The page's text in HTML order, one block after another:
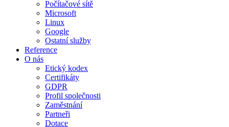
Počítačové sítě
Microsoft
Linux
Google
Ostatní služby
Reference
O nás
Etický kodex
Certifikáty
GDPR
Profil společnosti
Zaměstnání
Partneři
Dotace